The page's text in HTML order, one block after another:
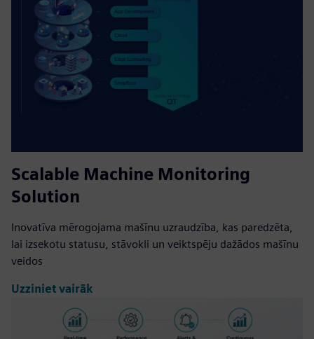
Scalable Machine Monitoring
Solution
Inovatīva mērogojama mašīnu uzraudzība, kas paredzēta,
lai izsekotu statusu, stāvokli un veiktspēju dažādos mašīnu
veidos
Uzziniet vairāk